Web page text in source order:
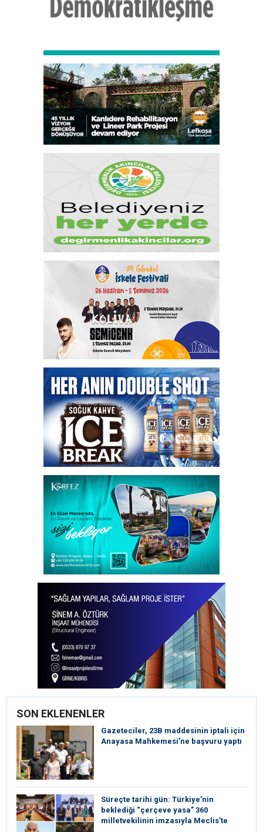
SON EKLENENLER
Gazeteciler, 23B maddesinin iptali için
Anayasa Mahkemesi’ne başvuru yaptı
Süreçte tarihi gün: Türkiye’nin
beklediği “çerçeve yasa” 360
milletvekilinin imzasıyla Meclis’te